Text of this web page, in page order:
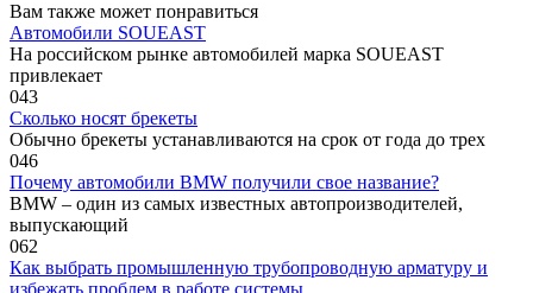
Вам также может понравиться
Автомобили SOUEAST
На российском рынке автомобилей марка SOUEAST
привлекает
043
Сколько носят брекеты
Обычно брекеты устанавливаются на срок от года до трех
046
Почему автомобили BMW получили свое название?
BMW – один из самых известных автопроизводителей,
выпускающий
062
Как выбрать промышленную трубопроводную арматуру и